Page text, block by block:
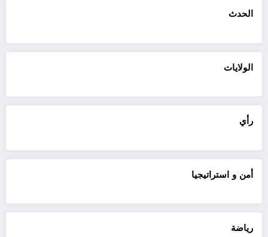
الحدث
الولايات
رأي
أمن و استراتيجيا
رياضة